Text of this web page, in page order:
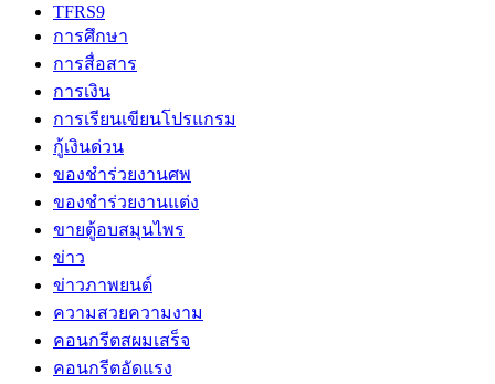
TFRS9
การศึกษา
การสื่อสาร
การเงิน
การเรียนเขียนโปรแกรม
กู้เงินด่วน
ของชำร่วยงานศพ
ของชำร่วยงานแต่ง
ขายตู้อบสมุนไพร
ข่าว
ข่าวภาพยนต์
ความสวยความงาม
คอนกรีตสผมเสร็จ
คอนกรีตอัดแรง